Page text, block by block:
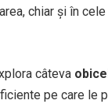
chiar și în
câteva
pe care le